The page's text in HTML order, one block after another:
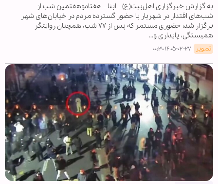
به گزارش خبرگزاری اهل‌بیت(ع) _ ابنا _ هفتادوهفتمین شب از
شب‌های اقتدار در شهریار با حضور گسترده مردم در خیابان‌های شهر
برگزار شد؛ حضوری مستمر که پس از ۷۷ شب، همچنان روایتگر
همبستگی، پایداری و…
تصویر ۱۴۰۵-۰۲-۲۷ ۰۰:۳۰